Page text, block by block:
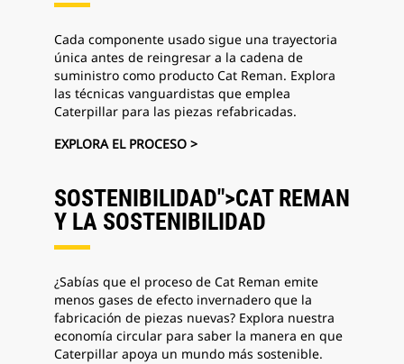
Cada componente usado sigue una trayectoria
única antes de reingresar a la cadena de
suministro como producto Cat Reman. Explora
las técnicas vanguardistas que emplea
Caterpillar para las piezas refabricadas.
EXPLORA EL PROCESO >
SOSTENIBILIDAD">CAT REMAN
Y LA SOSTENIBILIDAD
¿Sabías que el proceso de Cat Reman emite
menos gases de efecto invernadero que la
fabricación de piezas nuevas? Explora nuestra
economía circular para saber la manera en que
Caterpillar apoya un mundo más sostenible.